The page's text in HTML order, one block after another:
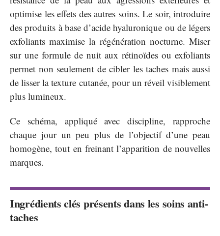
optimise les effets des autres soins. Le soir, introduire
des produits à base d’acide hyaluronique ou de légers
exfoliants maximise la régénération nocturne. Miser
sur une formule de nuit aux rétinoïdes ou exfoliants
permet non seulement de cibler les taches mais aussi
de lisser la texture cutanée, pour un réveil visiblement
plus lumineux.
Ce schéma, appliqué avec discipline, rapproche
chaque jour un peu plus de l’objectif d’une peau
homogène, tout en freinant l’apparition de nouvelles
marques.
Ingrédients clés présents dans les soins anti-
taches